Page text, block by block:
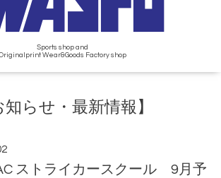
Sports shop and
Wear&Goods Factory shop
知らせ・最新情報】
ストライカースクール 9月予